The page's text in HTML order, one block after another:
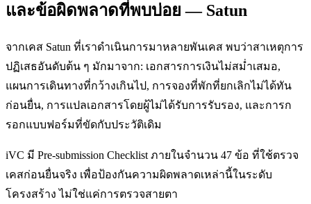
และข้อผิดพลาดที่พบบ่อย — Satun
จากเคส Satun ที่เราดำเนินการมาหลายพันเคส พบว่าสาเหตุการ
ปฏิเสธอันดับต้น ๆ มักมาจาก: เอกสารการเงินไม่สม่ำเสมอ,
แผนการเดินทางที่กว้างเกินไป, การจองที่พักที่ยกเลิกไม่ได้ทัน
ก่อนยื่น, การแปลเอกสารโดยผู้ไม่ได้รับการรับรอง, และการก
รอกแบบฟอร์มที่ขัดกับประวัติเดิม
iVC มี Pre-submission Checklist ภายในจำนวน 47 ข้อ ที่ใช้ตรวจ
เคสก่อนยื่นจริง เพื่อป้องกันความผิดพลาดเหล่านี้ในระดับ
โครงสร้าง ไม่ใช่แค่การตรวจสายตา